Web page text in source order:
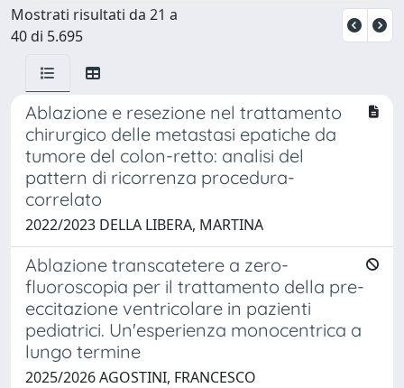
Mostrati risultati da 21 a
40 di 5.695
Ablazione e resezione nel trattamento
chirurgico delle metastasi epatiche da
tumore del colon-retto: analisi del
pattern di ricorrenza procedura-
correlato
2022/2023 DELLA LIBERA, MARTINA
Ablazione transcatetere a zero-
fluoroscopia per il trattamento della pre-
eccitazione ventricolare in pazienti
pediatrici. Un'esperienza monocentrica a
lungo termine
2025/2026 AGOSTINI, FRANCESCO